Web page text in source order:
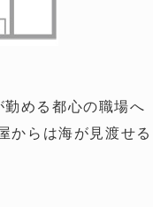
める都心の職場へ
からは海が見渡せる